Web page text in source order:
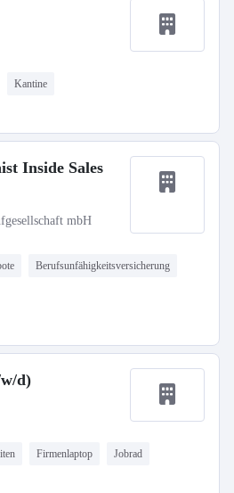
Kantine
Inside Sales
mbH
Berufsunfähigkeitsversicherung
d)
Firmenlaptop Jobrad